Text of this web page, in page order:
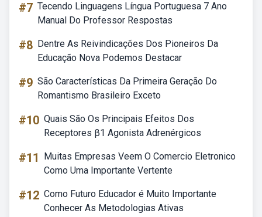
#7 Tecendo Linguagens Língua Portuguesa 7 Ano
Manual Do Professor Respostas
#8 Dentre As Reivindicações Dos Pioneiros Da
Educação Nova Podemos Destacar
#9 São Características Da Primeira Geração Do
Romantismo Brasileiro Exceto
#10 Quais São Os Principais Efeitos Dos
Receptores β1 Agonista Adrenérgicos
#11
Muitas Empresas Veem O Comercio Eletronico
Como Uma Importante Vertente
#12 Como Futuro Educador é Muito Importante
Conhecer As Metodologias Ativas